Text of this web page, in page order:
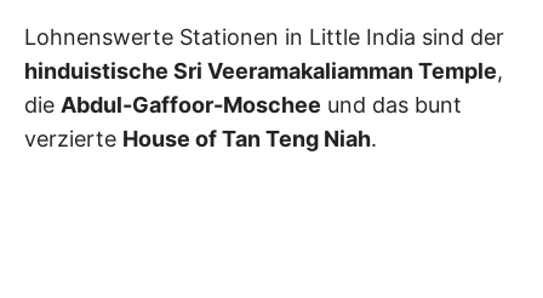
Lohnenswerte Stationen in Little India sind der
hinduistische Sri Veeramakaliamman Temple,
die Abdul-Gaffoor-Moschee und das bunt
verzierte House of Tan Teng Niah.